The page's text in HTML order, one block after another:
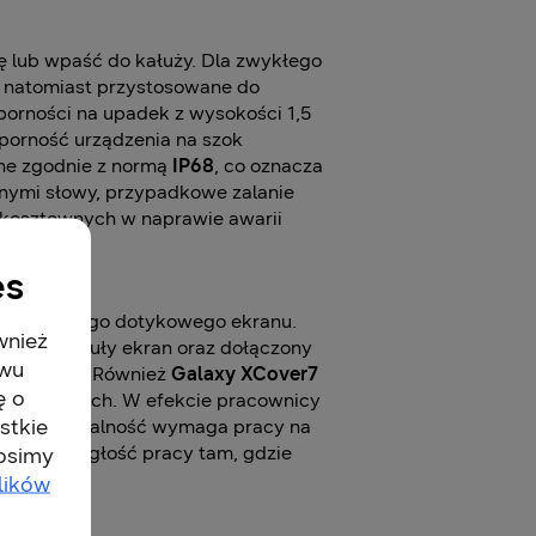
wpaść do kałuży. Dla zwykłego
przystosowane do
na upadek z wysokości 1,5
urządzenia na szok
zgodnie z normą IP68, co oznacza
słowy, przypadkowe zalanie
w naprawie awarii
typowego dotykowego ekranu.
w czuły ekran oraz dołączony
rękawic. Również Galaxy XCover7
roboczych. W efekcie pracownicy
działalność wymaga pracy na
ciągłość pracy tam, gdzie
o